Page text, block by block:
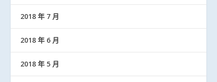
2018 年 7 月
2018 年 6 月
2018 年 5 月